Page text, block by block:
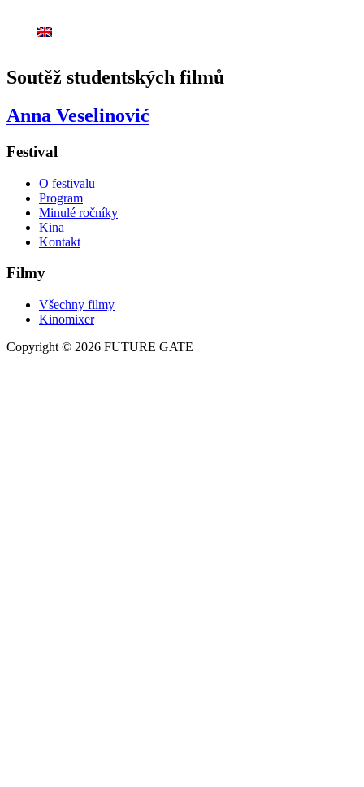
Soutěž studentských filmů
Anna Veselinović
Festival
O festivalu
Program
Minulé ročníky
Kina
Kontakt
Filmy
Všechny filmy
Kinomixer
Copyright © 2026 FUTURE GATE